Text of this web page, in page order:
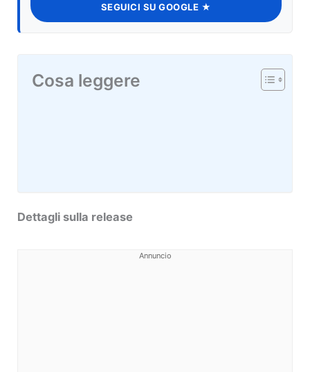
SEGUICI SU GOOGLE ★
Cosa leggere
Dettagli sulla release
Annuncio